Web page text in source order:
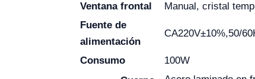
Ventana frontal
Manual, cristal
Fuente de
alimentación
CA220V±10%,50/
Consumo 100W